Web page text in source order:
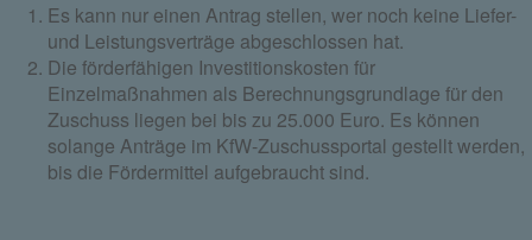
Es kann nur einen Antrag stellen, wer noch keine Liefer-
und Leistungsverträge abgeschlossen hat.
Die förderfähigen Investitionskosten für
Einzelmaßnahmen als Berechnungsgrundlage für den
Zuschuss liegen bei bis zu 25.000 Euro. Es können
solange Anträge im KfW-Zuschussportal gestellt werden,
bis die Fördermittel aufgebraucht sind.